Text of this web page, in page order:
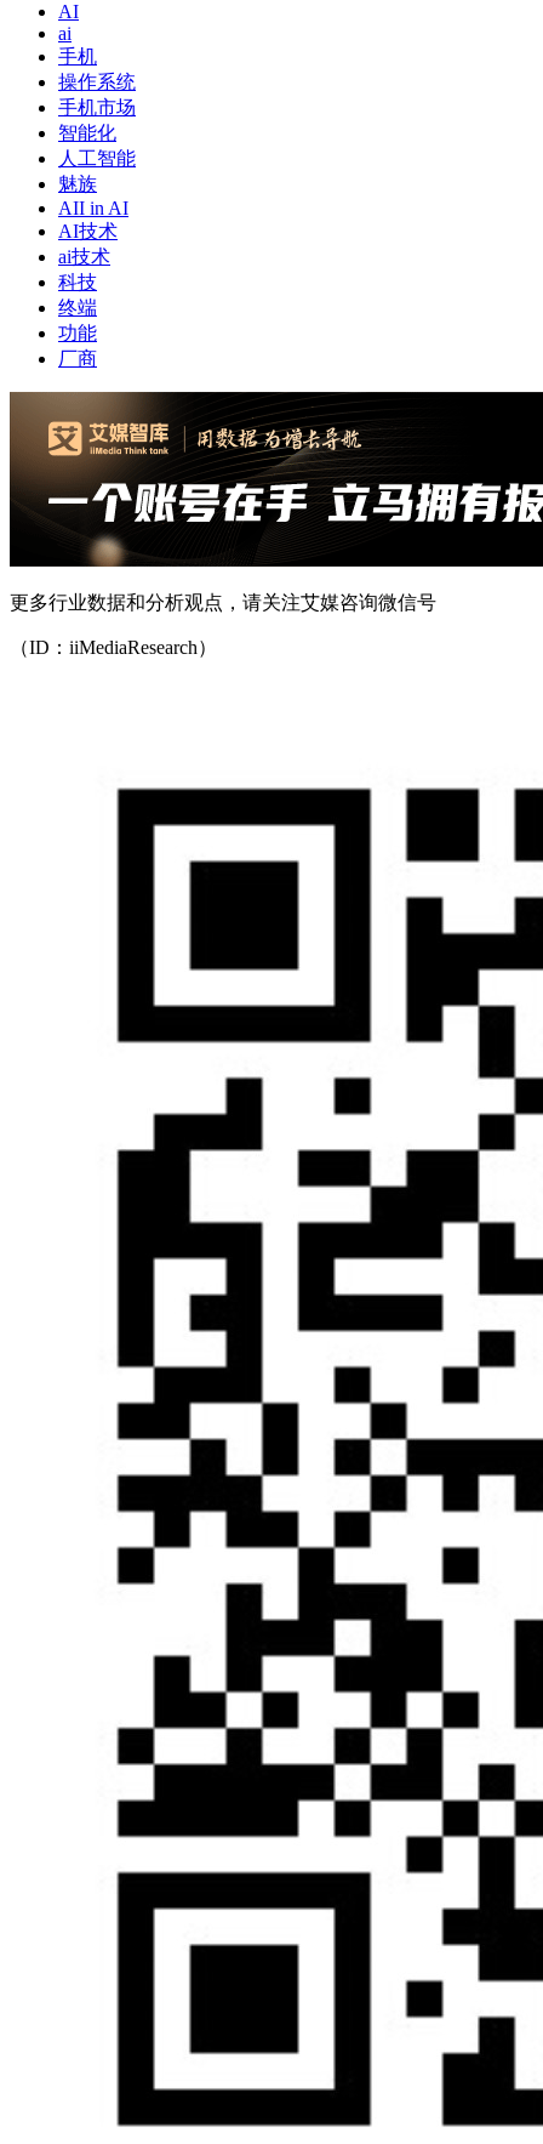
AI
ai
手机
操作系统
手机市场
智能化
人工智能
魅族
AII in AI
AI技术
ai技术
科技
终端
功能
厂商
更多行业数据和分析观点，请关注艾媒咨询微信号
（ID：iiMediaResearch）